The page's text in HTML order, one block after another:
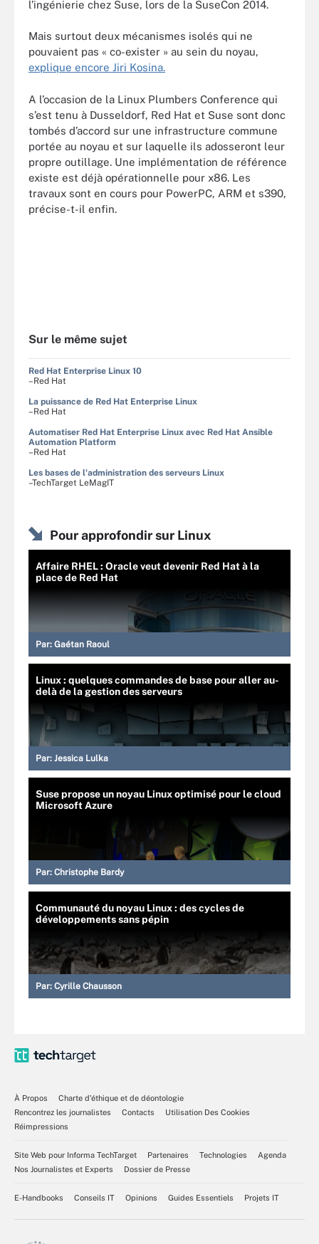
l’ingénierie chez Suse, lors de la SuseCon 2014.
Mais surtout deux mécanismes isolés qui ne
pouvaient pas « co-exister » au sein du noyau,
explique encore Jiri Kosina.
A l’occasion de la Linux Plumbers Conference qui
s’est tenu à Dusseldorf, Red Hat et Suse sont donc
tombés d’accord sur une infrastructure commune
portée au noyau et sur laquelle ils adosseront leur
propre outillage. Une implémentation de référence
existe est déjà opérationnelle pour x86. Les
travaux sont en cours pour PowerPC, ARM et s390,
précise-t-il enfin.
Sur le même sujet
Red Hat Enterprise Linux 10
–Red Hat
La puissance de Red Hat Enterprise Linux
–Red Hat
Automatiser Red Hat Enterprise Linux avec Red Hat Ansible
Automation Platform
–Red Hat
Les bases de l'administration des serveurs Linux
–TechTarget LeMagIT
Pour approfondir sur Linux
Affaire RHEL : Oracle veut devenir Red Hat à la
place de Red Hat
Par: Gaétan Raoul
Linux : quelques commandes de base pour aller au-
delà de la gestion des serveurs
Par: Jessica Lulka
Suse propose un noyau Linux optimisé pour le cloud
Microsoft Azure
Par: Christophe Bardy
Communauté du noyau Linux : des cycles de
développements sans pépin
Par: Cyrille Chausson
À Propos
Charte d’éthique et de déontologie
Rencontrez les journalistes
Contacts
Utilisation Des Cookies
Réimpressions
Site Web pour Informa TechTarget Partenaires Technologies
Agenda
Nos Journalistes et Experts
Dossier de Presse
E-Handbooks Conseils IT Opinions Guides Essentiels Projets IT